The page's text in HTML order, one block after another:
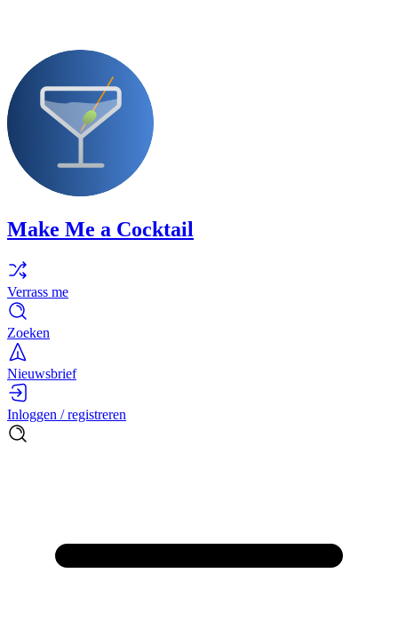
Make Me a Cocktail
Verrass me
Zoeken
Nieuwsbrief
Inloggen / registreren